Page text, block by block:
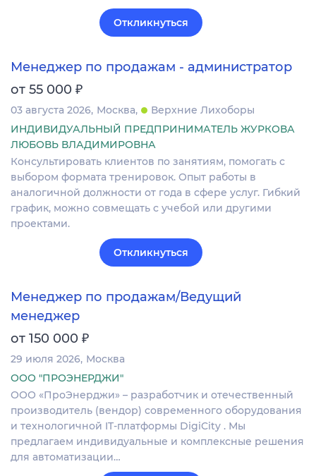
Откликнуться
Менеджер по продажам - администратор
от 55 000 ₽
03 августа 2026 Москва
Верхние Лихоборы
ИНДИВИДУАЛЬНЫЙ ПРЕДПРИНИМАТЕЛЬ ЖУРКОВА
ЛЮБОВЬ ВЛАДИМИРОВНА
Консультировать клиентов по занятиям, помогать с
выбором формата тренировок. Опыт работы в
аналогичной должности от года в сфере услуг. Гибкий
график, можно совмещать с учебой или другими
проектами.
Откликнуться
Менеджер по продажам/Ведущий
менеджер
от 150 000 ₽
29 июля 2026 Москва
ООО "ПРОЭНЕРДЖИ"
ООО «ПроЭнерджи» – разработчик и отечественный
производитель (вендор) современного оборудования
и технологичной IT-платформы DigiCity . Мы
предлагаем индивидуальные и комплексные решения
для автоматизации…